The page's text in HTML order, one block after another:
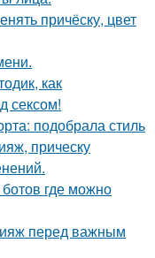
причёску, цвет
как
сексом!
подобрала стиль
прическу
где можно
перед важным